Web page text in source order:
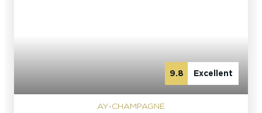
9.8 Excellent
AY-CHAMPAGNE